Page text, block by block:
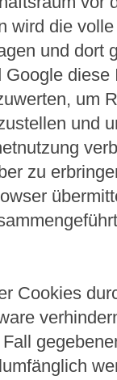
wird die
und dort
um
und
zu
Cookies